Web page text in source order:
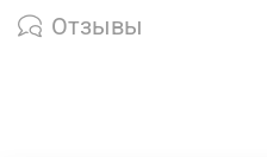
Отзывы